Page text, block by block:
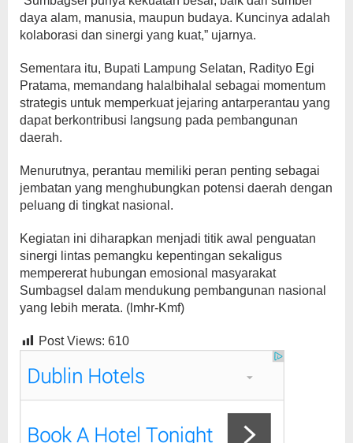
daya alam, manusia, maupun budaya. Kuncinya adalah
kolaborasi dan sinergi yang kuat,” ujarnya.
Sementara itu, Bupati Lampung Selatan, Radityo Egi
Pratama, memandang halalbihalal sebagai momentum
strategis untuk memperkuat jejaring antarperantau yang
dapat berkontribusi langsung pada pembangunan
daerah.
Menurutnya, perantau memiliki peran penting sebagai
jembatan yang menghubungkan potensi daerah dengan
peluang di tingkat nasional.
Kegiatan ini diharapkan menjadi titik awal penguatan
sinergi lintas pemangku kepentingan sekaligus
mempererat hubungan emosional masyarakat
Sumbagsel dalam mendukung pembangunan nasional
yang lebih merata. (lmhr-Kmf)
Post Views: 610